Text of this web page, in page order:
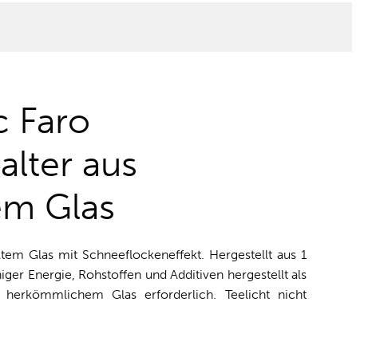
Faro
aus
Glas
Glas mit Schneeflockeneffekt. Hergestellt aus 1
Energie, Rohstoffen und Additiven hergestellt als
Glas erforderlich. Teelicht nicht